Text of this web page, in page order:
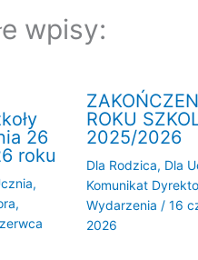
wpisy:
26
roku
,
,
ROKU
2025/2026
Dla Rodzica, Dla
Komunikat
Wydarzenia / 16
2026